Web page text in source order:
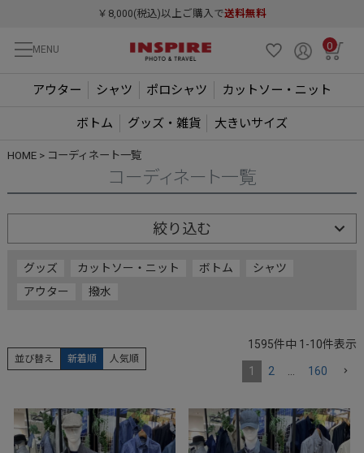
￥8,000(税込)以上ご購入で送料無料
MENU 0
アウター シャツ ポロシャツ カットソー・ニット
ボトム グッズ・雑貨 大きいサイズ
HOME コーディネート一覧
コーディネート一覧
絞り込む
グッズ カットソー・ニット ボトム
シャツ
アウター
撥水
並び替え 新着順 人気順
1595件中 1 -10件表示
1 2 160